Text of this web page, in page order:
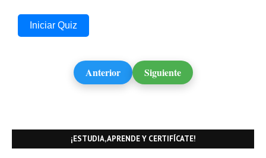
Iniciar Quiz
Anterior Siguiente
¡ESTUDIA, APRENDE Y CERTIFÍCATE!